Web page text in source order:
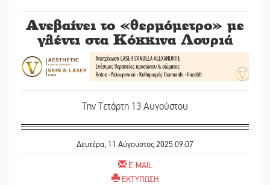
Ανεβαίνει το «θερμόμετρο» με
γλέντι στα Κόκκινα Λουριά
Την Τετάρτη 13 Αυγούστου
Δευτέρα, 11 Αύγουστος 2025 09:07
E-MAIL
ΕΚΤΥΠΩΣΗ